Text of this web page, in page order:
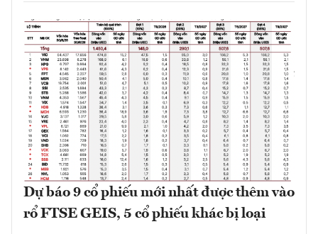
Dự báo 9 cổ phiếu mới nhất được thêm vào
rổ FTSE GEIS, 5 cổ phiếu khác bị loại